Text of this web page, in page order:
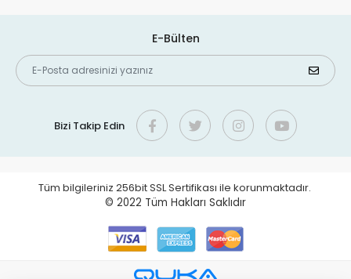
E-Bülten
Bizi Takip Edin
Tüm bilgileriniz 256bit SSL Sertifikası ile korunmaktadır.
© 2022 Tüm Hakları Saklıdır